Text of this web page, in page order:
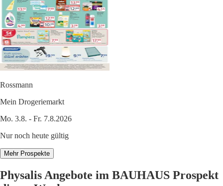
Rossmann
Mein Drogeriemarkt
Mo. 3.8. - Fr. 7.8.2026
Nur noch heute gültig
Mehr Prospekte
Physalis Angebote im BAUHAUS Prospekt